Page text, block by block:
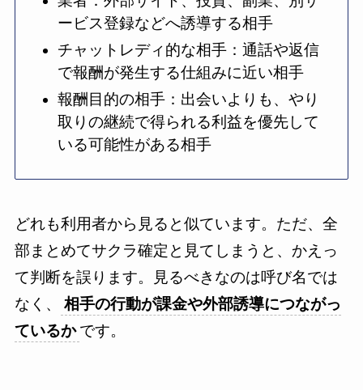
ービス登録などへ誘導する相手
チャットレディ的な相手：通話や返信
で報酬が発生する仕組みに近い相手
報酬目的の相手：出会いよりも、やり
取りの継続で得られる利益を優先して
いる可能性がある相手
どれも利用者から見ると似ています。ただ、全
部まとめてサクラ確定と見てしまうと、かえっ
て判断を誤ります。見るべきなのは呼び名では
なく、
相手の行動が課金や外部誘導につながっ
ているか です。